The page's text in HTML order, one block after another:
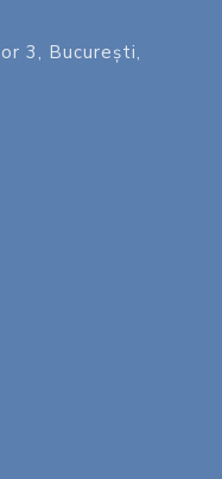
3, București,